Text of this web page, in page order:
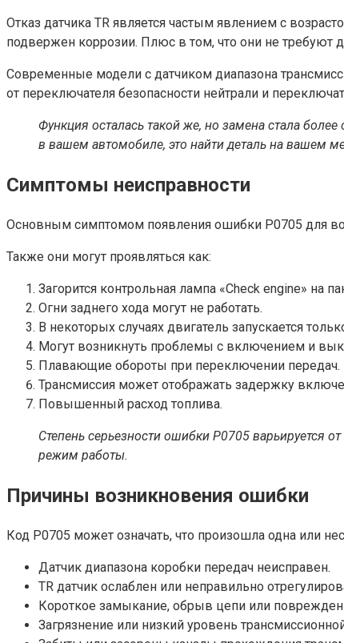
Отказ датчика TR является частым явлением с
подвержен коррозии. Плюс в том, что они не требуют
Современные модели с датчиком диапазона
от переключателя безопасности нейтрали и
Функция осталась такой же, но замена стала
в вашем автомобиле, это найти деталь на вашем
Симптомы неисправности
Основным симптомом появления ошибки P0705 для
Также они могут проявляться как:
Загорится контрольная лампа «Check engine» на
Огни заднего хода могут не работать.
В некоторых случаях двигатель запускается
Могут возникнуть проблемы с включением и
Плавающие обороты при переключении передач.
Трансмиссия может отображать задержку
Повышенный расход топлива.
Степень серьезности ошибки P0705 варьируется
режим работы.
Причины возникновения ошибки
Код P0705 может означать, что произошла одна или
Датчик диапазона коробки передач неисправен.
TR датчик ослаблен или неправильно
Короткое замыкание, обрыв цепи или
Загрязнение или низкий уровень